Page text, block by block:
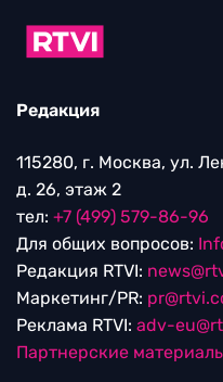
Редакция
115280, г. Москва, ул.
д. 26, этаж 2
тел: +7 (499) 579-86-96
Для общих вопросов:
Редакция RTVI:
Маркетинг/PR:
Реклама RTVI: adv-
Партнерские